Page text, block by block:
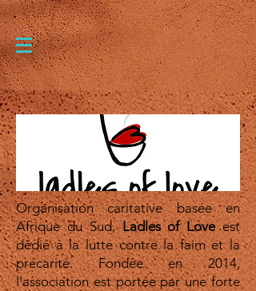
Organisation caritative basée en
Afrique du Sud,Ladles of Loveest
dédié à la lutte contre la faim et la
précarité. Fondée en 2014,
l'association est portée par une forte